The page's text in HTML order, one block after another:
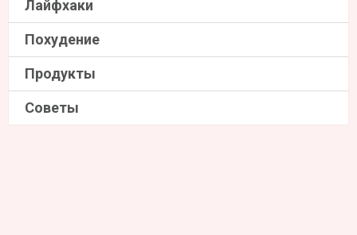
Лайфхаки
Похудение
Продукты
Советы